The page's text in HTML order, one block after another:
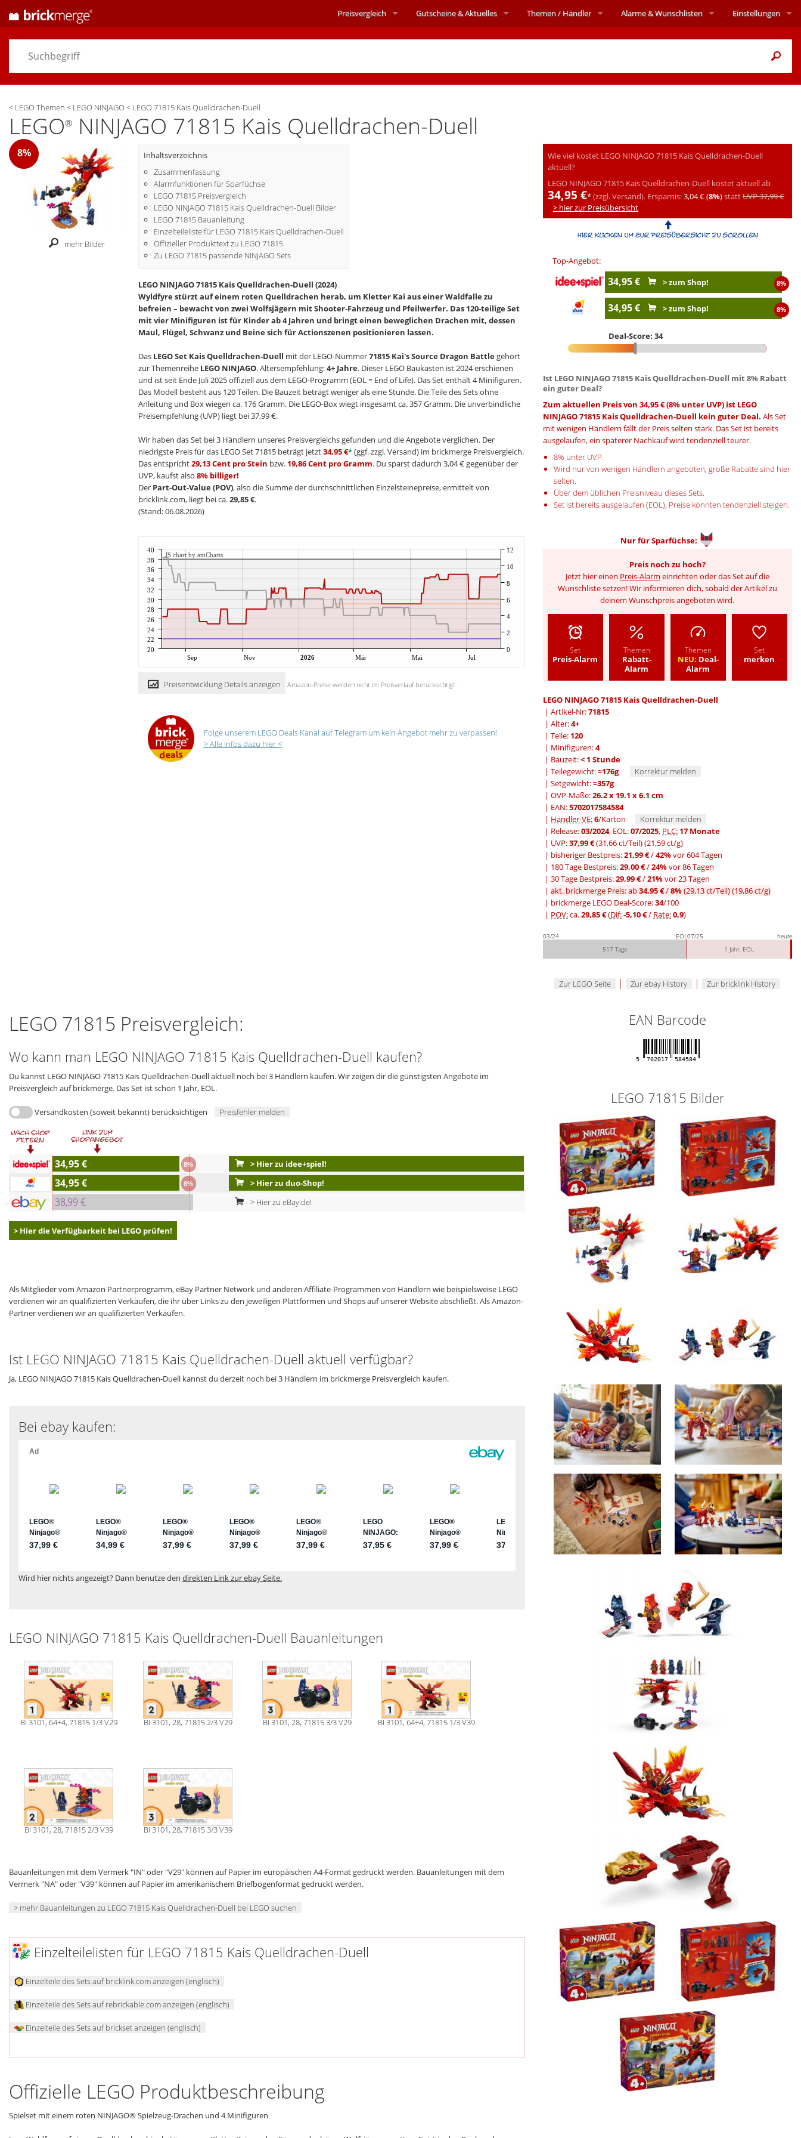
< LEGO Themen < LEGO NINJAGO < LEGO 71815 Kais Quelldrachen-Duell
LEGO® NINJAGO 71815 Kais Quelldrachen-Duell
Wie viel kostet LEGO NINJAGO 71815 Kais Quelldrachen-Duell
aktuell?
LEGO NINJAGO 71815 Kais Quelldrachen-Duell kostet aktuell ab
34,95 €*(zzgl. Versand). Ersparnis:3,04 € (8%)stattUVP 37,99 €
> hier zur Preisübersicht
Top-Angebot:
34,95 € 8%
> zum Shop!
34,95 € 8%
> zum Shop!
Deal-Score: 34
Ist LEGO NINJAGO 71815 Kais Quelldrachen-Duell mit 8% Rabatt
ein guter Deal?
Zum aktuellen Preis von 34,95 € (8% unter UVP) ist LEGO
NINJAGO 71815 Kais Quelldrachen-Duell kein guter Deal. Als Set
mit wenigen Händlern fällt der Preis selten stark. Das Set ist bereits
ausgelaufen, ein späterer Nachkauf wird tendenziell teurer.
8% unter UVP.
Wird nur von wenigen Händlern angeboten, große Rabatte sind hier
selten.
Über dem üblichen Preisniveau dieses Sets.
Set ist bereits ausgelaufen (EOL), Preise könnten tendenziell steigen.
Nur fürSparfüchse:
Preis noch zu hoch?
Jetzt hier einen Preis-Alarm einrichten oder das Set auf die
Wunschliste setzen! Wir informieren dich, sobald der Artikel zu
deinem Wunschpreis angeboten wird.
Set
Preis-Alarm
Themen
Rabatt-
Alarm
Themen
NEU: Deal-
Alarm
Set
merken
LEGO NINJAGO 71815 Kais Quelldrachen-Duell
| Artikel-Nr:71815
| Alter:4+
| Teile: 120
| Minifiguren:4
| Bauzeit:< 1 Stunde
| Teilegewicht:≈176g
Korrektur melden
| Setgewicht:≈357g
| OVP-Maße:26.2 x 19.1 x 6.1 cm
| EAN:5702017584584
| Händler-VE:6/Karton
Korrektur melden
| Release:03/2024, EOL:07/2025, PLC: 17 Monate
| UVP:37,99 €(31,66 ct/Teil)(21,59 ct/g)
| bisheriger Bestpreis:21,99 €/42%vor 604 Tagen
| 180 Tage Bestpreis:29,00 €/24%vor 86 Tagen
| 30 Tage Bestpreis:29,99 €/21%vor 23 Tagen
| akt. brickmerge Preis: ab34,95 €/8%(29,13 ct/Teil)(19,86 ct/g)
| brickmerge LEGO Deal-Score:34/100
| POV:ca.29,85 €(Dif:-5,10 €/ Rate:0,9)
03/24 EOL07/25
heute
517 Tage
1 Jahr, EOL
Zur LEGO Seite | Zur ebay History | Zur bricklink History
8%
mehr Bilder
Inhaltsverzeichnis
Zusammenfassung
Alarmfunktionen für Sparfüchse
LEGO 71815 Preisvergleich
LEGO NINJAGO 71815 Kais Quelldrachen-Duell Bilder
LEGO 71815 Bauanleitung
Einzelteileliste für LEGO 71815 Kais Quelldrachen-Duell
Offizieller Produkttext zu LEGO 71815
Zu LEGO 71815 passende NINJAGO Sets
LEGO NINJAGO 71815 Kais Quelldrachen-Duell (2024)
Wyldfyre stürzt auf einem roten Quelldrachen herab, um Kletter Kai aus einer Waldfalle zu
befreien – bewacht von zwei Wolfsjägern mit Shooter-Fahrzeug und Pfeilwerfer. Das 120-teilige Set
mit vier Minifiguren ist für Kinder ab 4 Jahren und bringt einen beweglichen Drachen mit, dessen
Maul, Flügel, Schwanz und Beine sich für Actionszenen positionieren lassen.
Das LEGO Set Kais Quelldrachen-Duell mit der LEGO-Nummer71815 Kai's Source Dragon Battlegehört
zur Themenreihe LEGO NINJAGO. Altersempfehlung:4+ Jahre. Dieser LEGO Baukasten ist 2024 erschienen
und ist seit Ende Juli 2025 offiziell aus dem LEGO-Programm (EOL = End of Life). Das Set enthält 4 Minifiguren.
Das Modell besteht aus 120 Teilen. Die Bauzeit beträgt weniger als eine Stunde. Die Teile des Sets ohne
Anleitung und Box wiegen ca. 176 Gramm. Die LEGO-Box wiegt insgesamt ca. 357 Gramm. Die unverbindliche
Preisempfehlung (UVP) liegt bei 37,99 €.
Wir haben das Set bei 3 Händlern unseres Preisvergleichs gefunden und die Angebote verglichen. Der
niedrigste Preis für das LEGO Set 71815 beträgt jetzt34,95 €* (ggf. zzgl. Versand) im brickmerge Preisvergleich.
Das entspricht29,13 Cent pro Stein bzw. 19,86 Cent pro Gramm. Du sparst dadurch 3,04 € gegenüber der
UVP, kaufst also 8% billiger!
Der Part-Out-Value (POV), also die Summe der durchschnittlichen Einzelsteinepreise, ermittelt von
bricklink.com, liegt bei ca.29,85 €.
(Stand: 06.08.2026)
Sep Nov 2026 Mär Mai Jul
20
22
24
26
28
30
32
34
36
38
40
0
2
4
6
8
10
12
JS chart by amCharts
Preisentwicklung Details anzeigen Amazon-Preise werden nicht im Preisverlauf berücksichtigt.
Folge unserem LEGO Deals Kanal auf Telegram um kein Angebot mehr zu verpassen!
> Alle Infos dazu hier <
LEGO 71815 Preisvergleich:
Wo kann man LEGO NINJAGO 71815 Kais Quelldrachen-Duell kaufen?
Du kannst LEGO NINJAGO 71815 Kais Quelldrachen-Duell aktuell noch bei 3 Händlern kaufen. Wir zeigen dir die günstigsten Angebote im
Preisvergleich auf brickmerge. Das Set ist schon 1 Jahr, EOL.
Versandkosten (soweit bekannt) berücksichtigen Preisfehler melden
34,95 € 8% > Hier zu idee+spiel!
34,95 € 8% > Hier zu duo-Shop!
38,99 € > Hier zu eBay.de!
> Hier die Verfügbarkeit bei LEGO prüfen!
Als Mitglieder vom Amazon Partnerprogramm, eBay Partner Network und anderen Affiliate-Programmen von Händlern wie beispielsweise LEGO
verdienen wir an qualifizierten Verkäufen, die ihr über Links zu den jeweiligen Plattformen und Shops auf unserer Website abschließt. Als Amazon-
Partner verdienen wir an qualifizierten Verkäufen.
Ist LEGO NINJAGO 71815 Kais Quelldrachen-Duell aktuell verfügbar?
Ja, LEGO NINJAGO 71815 Kais Quelldrachen-Duell kannst du derzeit noch bei 3 Händlern im brickmerge Preisvergleich kaufen.
Bei ebay kaufen:
Wird hier nichts angezeigt? Dann benutze den direkten Link zur ebay Seite.
LEGO NINJAGO 71815 Kais Quelldrachen-Duell Bauanleitungen
BI 3101, 64+4, 71815 1/3 V29 BI 3101, 28, 71815 2/3 V29 BI 3101, 28, 71815 3/3 V29 BI 3101, 64+4, 71815 1/3 V39
BI 3101, 28, 71815 2/3 V39 BI 3101, 28, 71815 3/3 V39
Bauanleitungen mit dem Vermerk "IN" oder "V29" können auf Papier im europäischen A4-Format gedruckt werden. Bauanleitungen mit dem
Vermerk "NA" oder "V39" können auf Papier im amerikanischem Briefbogenformat gedruckt werden.
> mehr Bauanleitungen zu LEGO 71815 Kais Quelldrachen-Duell bei LEGO suchen
Einzelteilelisten für LEGO 71815 Kais Quelldrachen-Duell
Einzelteile des Sets auf bricklink.com anzeigen (englisch)
Einzelteile des Sets auf rebrickable.com anzeigen (englisch)
Einzelteile des Sets auf brickset anzeigen (englisch)
Offizielle LEGO Produktbeschreibung
Spielset mit einem roten NINJAGO® Spielzeug-Drachen und 4 Minifiguren
EAN Barcode
5 702017 584584
LEGO 71815 Bilder
Preisvergleich Gutscheine &Aktuelles Themen/ Händler Alarme& Wunschlisten Einstellungen